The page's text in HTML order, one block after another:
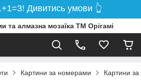
Дивитись умови 👆
та алмазна мозаїка ТМ Орігамі
Картини за номерами Картини